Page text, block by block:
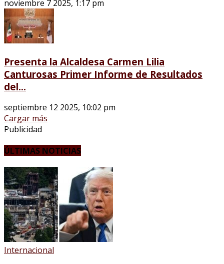
noviembre 7 2025, 1:17 pm
Presenta la Alcaldesa Carmen Lilia
Canturosas Primer Informe de Resultados
del...
septiembre 12 2025, 10:02 pm
Cargar más
Publicidad
ÚLTIMAS NOTICIAS
Internacional